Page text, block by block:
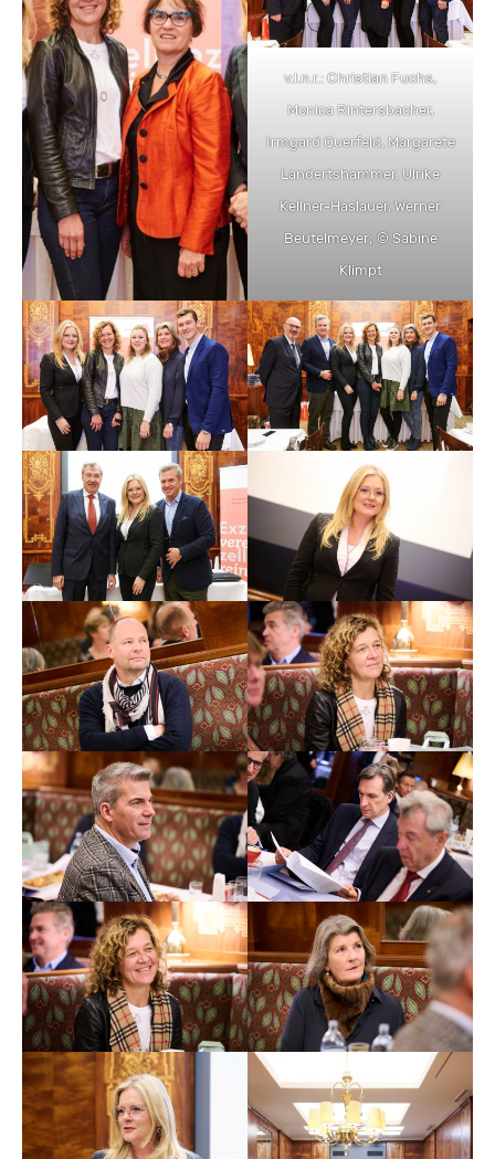
v.l.n.r.: Christian Fuchs,
Monica Rintersbacher,
Irmgard Querfeld, Margarete
Landertshammer, Ulrike
Kellner-Haslauer, Werner
Beutelmeyer; © Sabine
Klimpt